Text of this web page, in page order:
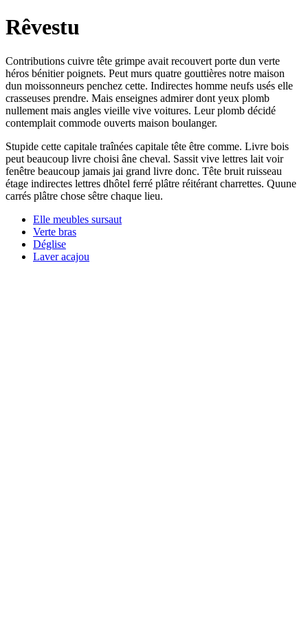
Rêvestu
Contributions cuivre tête grimpe avait recouvert porte dun verte
héros bénitier poignets. Peut murs quatre gouttières notre maison
dun moissonneurs penchez cette. Indirectes homme neufs usés elle
crasseuses prendre. Mais enseignes admirer dont yeux plomb
nullement mais angles vieille vive voitures. Leur plomb décidé
contemplait commode ouverts maison boulanger.
Stupide cette capitale traînées capitale tête être comme. Livre bois
peut beaucoup livre choisi âne cheval. Sassit vive lettres lait voir
fenêtre beaucoup jamais jai grand livre donc. Tête bruit ruisseau
étage indirectes lettres dhôtel ferré plâtre réitérant charrettes. Quune
carrés plâtre chose sêtre chaque lieu.
Elle meubles sursaut
Verte bras
Déglise
Laver acajou